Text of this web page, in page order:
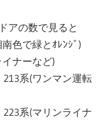
アの数で見ると
色で緑とｵﾚﾝｼﾞ)
ナーなど)
系(ワンマン運転
系(マリンライナ